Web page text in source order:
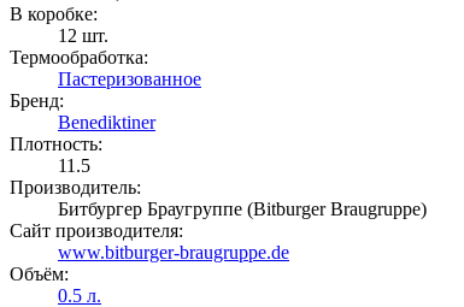
В коробке:
12 шт.
Термообработка:
Пастеризованное
Бренд:
Benediktiner
Плотность:
11.5
Производитель:
Битбургер Браугруппе (Bitburger Braugruppe)
Сайт производителя:
www.bitburger-braugruppe.de
Объём:
0.5 л.